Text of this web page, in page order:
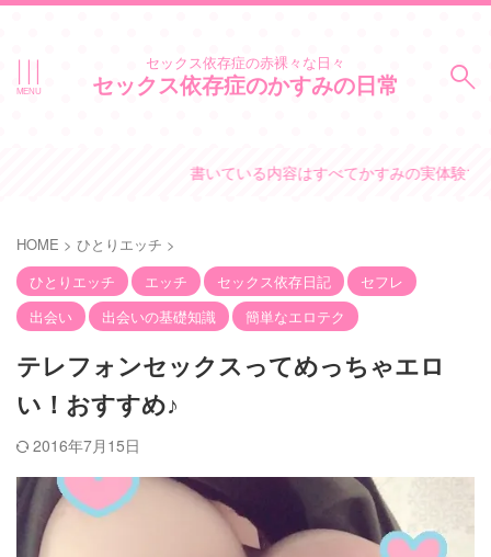
セックス依存症の赤裸々な日々
セックス依存症のかすみの日常
書いている内容はすべてかすみの実体験です。
HOME > ひとりエッチ >
ひとりエッチ
エッチ セックス依存日記
セフレ
出会い
出会いの基礎知識 簡単なエロテク
テレフォンセックスってめっちゃエロ
い！おすすめ♪
2016年7月15日